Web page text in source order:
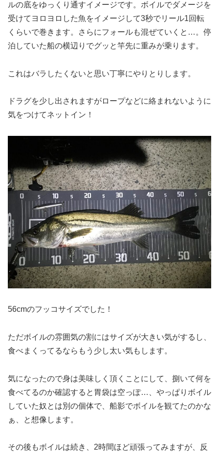
ルの底をゆっくり通すイメージです。ボイルでダメージを
受けてヨロヨロした魚をイメージして3秒でリール1回転
くらいで巻きます。さらにフォールも混ぜていくと…。停
泊していた船の横辺りでグッと竿先に重みが乗ります。
これはバラしたくないと思い丁寧にやりとりします。
ドラグを少し出されますがロープなどに絡まれないように
気をつけてネットイン！
56cmのフッコサイズでした！
ただボイルの雰囲気の割にはサイズが大きい気がするし、
食べまくってるならもう少し太い気もします。
気になったので身は美味しく頂くことにして、捌いて何を
食べてるのか確認すると胃袋は空っぽ…、やっぱりボイル
していた奴とは別の個体で、船影でボイルを観てたのかな
ぁ、と想像します。
その後もボイルは続き、2時間ほど頑張ってみますが、反